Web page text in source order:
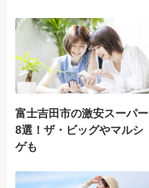
富士吉田市の激安スーパー
8選！ザ・ビッグやマルシ
ゲも